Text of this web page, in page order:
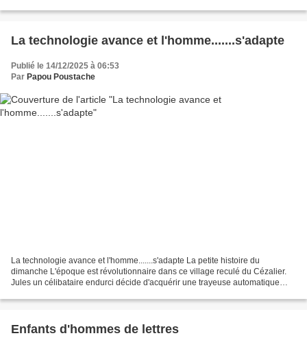
La technologie avance et l'homme.......s'adapte
Publié le 14/12/2025 à 06:53
Par Papou Poustache
La technologie avance et l'homme.......s'adapte La petite histoire du
dimanche L'époque est révolutionnaire dans ce village reculé du Cézalier.
Jules un célibataire endurci décide d'acquérir une trayeuse automatique
Enfants d'hommes de lettres